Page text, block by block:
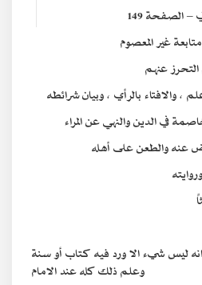
– الصفحة 149
غير المعصوم
عنهم
، والافتاء بالرأي ، وبيان شرائطه
في الدين والنهي عن المراء
عنه والطعن على أهله
ليس شيء الا ورد فيه كتاب أو سنة
وعلم ذلك كله عند الامام